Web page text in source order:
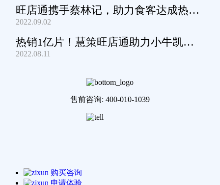
旺店通携手蔡林记，助力食客达成热干
面自由
2022.09.02
热销1亿片！慧策旺店通助力小牛凯西
通关家庭牛排圈~
2022.08.11
售前咨询: 400-010-1039
购买咨询
申请体验